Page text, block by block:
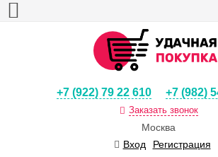
+7 (922) 79 22 610 +7 (982)
Заказать звонок
Москва
Вход
Регистрация